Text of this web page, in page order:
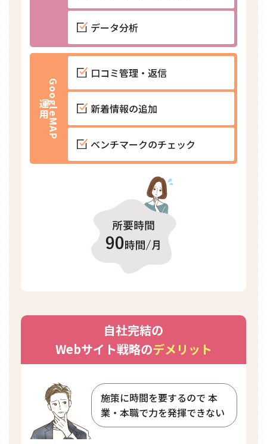
データ分析
G
o
o
gl
e
M
A
P
運
用
口コミ管理・返信
新着情報の追加
ベンチマークのチェック
自社完結の
Webサイト戦略のデメリット
施策に時間を要するので 本
業・本職で力を発揮できない​